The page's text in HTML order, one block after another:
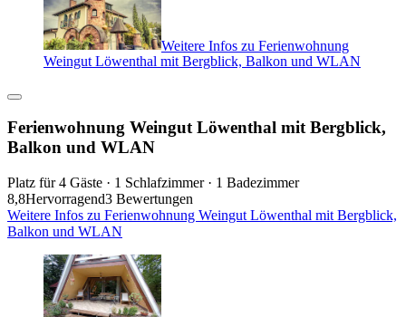
Weitere Infos zu Ferienwohnung
Weingut Löwenthal mit Bergblick, Balkon und WLAN
Ferienwohnung Weingut Löwenthal mit Bergblick,
Balkon und WLAN
Platz für 4 Gäste · 1 Schlafzimmer · 1 Badezimmer
8,8Hervorragend3 Bewertungen
Weitere Infos zu Ferienwohnung Weingut Löwenthal mit Bergblick,
Balkon und WLAN